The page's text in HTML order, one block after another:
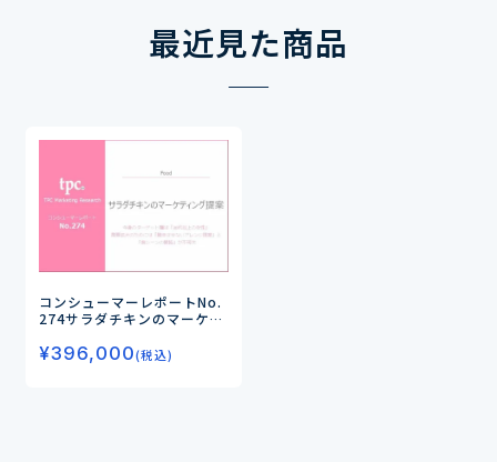
最近見た商品
コンシューマーレポートNo.
274サラダチキンのマーケ
ゲット層は「30代以上の女
性」 需要拡大のためには
¥396,000(税込)